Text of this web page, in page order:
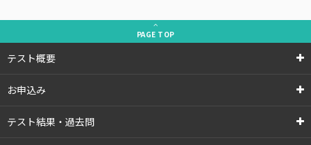
PAGE TOP
テスト概要
お申込み
テスト結果・過去問